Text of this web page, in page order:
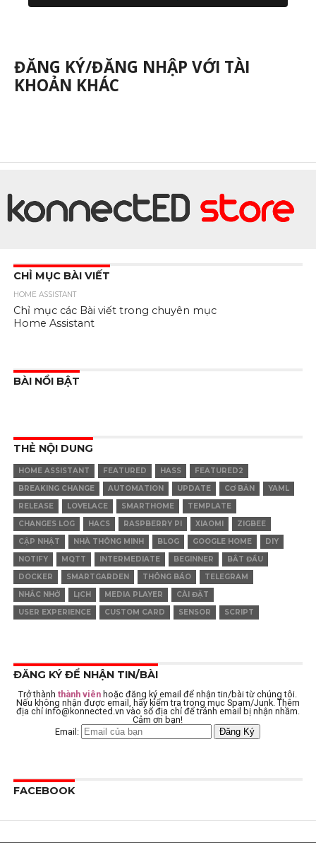
ĐĂNG KÝ/ĐĂNG NHẬP VỚI TÀI
KHOẢN KHÁC
CHỈ MỤC BÀI VIẾT
HOME ASSISTANT
Chỉ mục các Bài viết trong chuyên mục
Home Assistant
BÀI NỔI BẬT
THẺ NỘI DUNG
HOME ASSISTANT FEATURED HASS
FEATURED2
BREAKING CHANGE
AUTOMATION UPDATE CƠ BẢN
YAML
RELEASE
LOVELACE SMARTHOME
TEMPLATE
CHANGES LOG
HACS RASPBERRY PI XIAOMI
ZIGBEE
CẬP NHẬT
NHÀ THÔNG MINH BLOG GOOGLE HOME
DIY
NOTIFY
MQTT INTERMEDIATE BEGINNER
BẮT ĐẦU
DOCKER
SMARTGARDEN THÔNG BÁO
TELEGRAM
NHẮC NHỞ
LỊCH MEDIA PLAYER
CÀI ĐẶT
USER EXPERIENCE
CUSTOM CARD SENSOR SCRIPT
ĐĂNG KÝ ĐỂ NHẬN TIN/BÀI
Trở thànhthành viên hoặc đăng ký email để nhận tin/bài từ chúng tôi.
Nếu không nhận được email, hãy kiểm tra trong mục Spam/Junk. Thêm
địa chỉ info@konnected.vn vào sổ địa chỉ để tránh email bị nhận nhầm.
Cảm ơn bạn!
Email:
FACEBOOK